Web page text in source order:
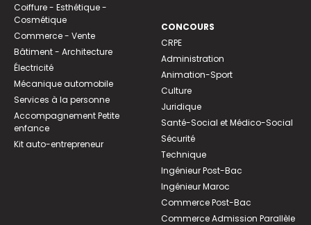
Coiffure - Esthétique -
Cosmétique
Commerce - Vente
Bâtiment - Architecture
Électricité
Mécanique automobile
Services à la personne
Accompagnement Petite
enfance
Kit auto-entrepreneur
CONCOURS
CRPE
Administration
Animation-Sport
Culture
Juridique
Santé-Social et Médico-Social
Sécurité
Technique
Ingénieur Post-Bac
Ingénieur Maroc
Commerce Post-Bac
Commerce Admission Parallèle